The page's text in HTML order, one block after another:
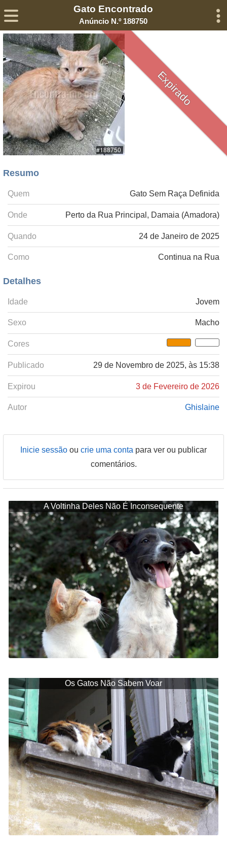
Expirado
Gato Encontrado
Anúncio N.º 188750
Resumo
Quem Gato Sem Raça Definida
Onde Perto da Rua Principal, Damaia (Amadora)
Quando 24 de Janeiro de 2025
Como Continua na Rua
Detalhes
Idade Jovem
Sexo Macho
Cores
Publicado 29 de Novembro de 2025, às 15:38
Expirou 3 de Fevereiro de 2026
Autor Ghislaine
Inicie sessão ou crie uma conta para ver ou publicar
comentários.
A Voltinha Deles Não É Inconsequente
Os Gatos Não Sabem Voar
Sobre Declaração de Privacidade Termos de Serviço
©2005-2026 Encontra-me® – Todos os Direitos Reservados